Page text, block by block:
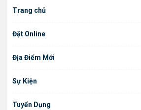
Trang chủ
Đặt Online
Địa Điểm Mới
Sự Kiện
Tuyển Dụng